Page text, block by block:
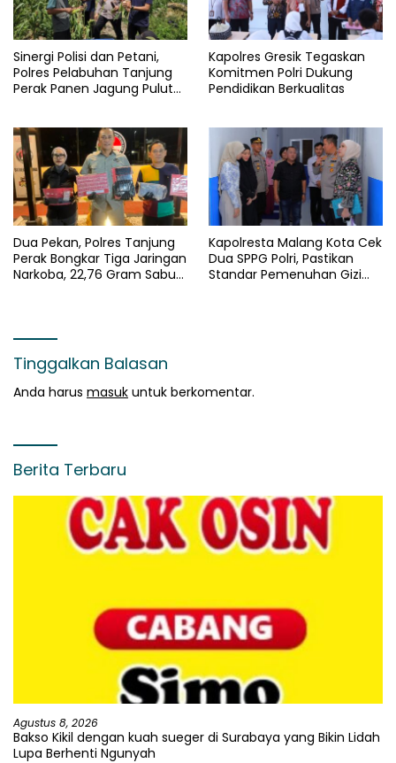
Sinergi Polisi dan Petani,
Polres Pelabuhan Tanjung
Perak Panen Jagung Pulut
Kapolres Gresik Tegaskan
Komitmen Polri Dukung
Pendidikan Berkualitas
Dua Pekan, Polres Tanjung
Perak Bongkar Tiga Jaringan
Narkoba, 22,76 Gram Sabu
Kapolresta Malang Kota Cek
Dua SPPG Polri, Pastikan
Standar Pemenuhan Gizi
Tinggalkan Balasan
Anda harus masuk untuk berkomentar.
Berita Terbaru
Agustus 8, 2026
Bakso Kikil dengan kuah sueger di Surabaya yang Bikin Lidah
Lupa Berhenti Ngunyah